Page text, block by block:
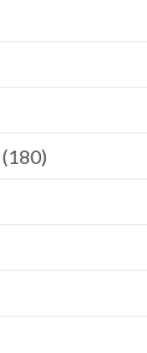
(180)